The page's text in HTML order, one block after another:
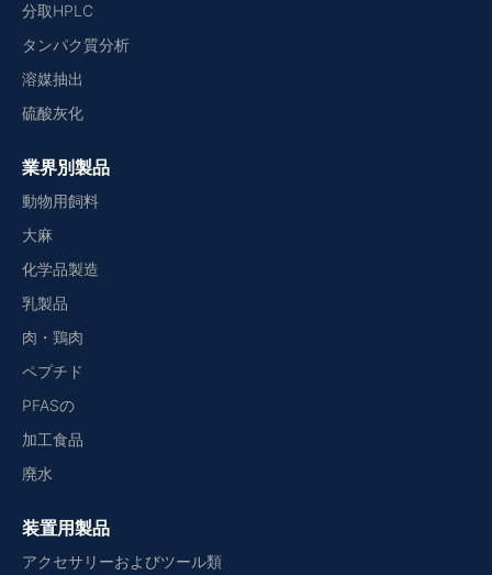
分取HPLC
タンパク質分析
溶媒抽出
硫酸灰化
業界別製品
動物用飼料
大麻
化学品製造
乳製品
肉・鶏肉
ペプチド
PFASの
加工食品
廃水
装置用製品
アクセサリーおよびツール類